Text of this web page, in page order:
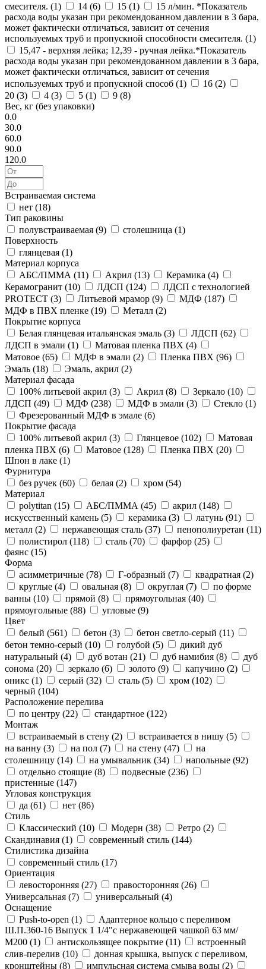
смесителя. (1) 14 (6) 15 (1)
15 л/мин. *Показатель
расхода воды указан при рекомендованном давлении в 3 бара,
может фактически отличаться, зависит от сечения
используемых труб и пропускной способности смесителя. (1)
15,47 - верхняя лейка; 12,39 - ручная лейка.*Показатель
расхода воды указан при рекомендованном давлении в 3 бара,
может фактически отличаться, зависит от сечения
используемых труб и пропускной способ (1) 16 (2)
20 (3) 4 (3) 5 (1) 9 (8)
Вес, кг (без упаковки)
0.0
30.0
60.0
90.0
120.0
Встраиваемая система
нет (18)
Тип раковины
полувстраиваемая (9) столешница (1)
Поверхность
глянцевая (1)
Материал корпуса
АБС/ПММА (11) Акрил (13) Керамика (4)
Керамогранит (10) ЛДСП (124)
ЛДСП с технологией
PROTECT (3) Литьевой мрамор (9) МДФ (187)
МДФ в ПВХ пленке (19) Металл (2)
Покрытие корпуса
Белая глянцевая итальянская эмаль (3) ЛДСП (62)
ЛДСП в эмали (1) Матовая пленка ПВХ (4)
Матовое (65) МДФ в эмали (2) Пленка ПВХ (96)
Эмаль (18) Эмаль, акрил (2)
Материал фасада
100% литьевой акрил (3) Акрил (8) Зеркало (10)
ЛДСП (49) МДФ (238) МДФ в эмали (3) Стекло (1)
Фрезерованный МДФ в эмале (6)
Покрытие фасада
100% литьевой акрил (3) Глянцевое (102)
Матовая
пленка ПВХ (6) Матовое (128) Пленка ПВХ (20)
Шпон в лаке (1)
Фурнитура
без ручек (60) белая (2) хром (54)
Материал
polytitan (15) АБС/ПММА (45) акрил (148)
искусственный камень (5) керамика (3) латунь (91)
металл (2) нержавеющая сталь (37) пенополиуретан (11)
полистирол (118) сталь (70) фарфор (25)
фаянс (15)
Форма
асимметричные (78) Г-образный (7) квадратная (2)
круглые (4) овальная (8) округлая (7)
по форме
ванны (10) прямой (8) прямоугольная (40)
прямоугольные (88) угловые (9)
Цвет
белый (561) бетон (3) бетон светло-серый (11)
бетон темно-серый (10) голубой (5)
дикий дуб
натуральный (4) дуб вотан (21) дуб намибия (8)
дуб
сонома (20) зеркало (6) золото (9) капучино (2)
оникс (1) серый (32) сталь (5) хром (102)
черный (104)
Расположение перелива
по центру (22) стандартное (122)
Монтаж
встраиваемый в стену (2) встраивается в нишу (5)
на ванну (3) на пол (7) на стену (47)
на
столешницу (14) на умывальник (34) напольные (92)
отдельно стоящие (8) подвесные (236)
пристенные (147)
Угловая конструкция
да (61) нет (86)
Стиль
Классический (10) Модерн (38) Ретро (2)
Скандинавия (1) современный стиль (144)
Стилистика дизайна
современный стиль (17)
Ориентация
левосторонняя (27) правосторонняя (26)
Универсальная (7) универсальный (4)
Оснащение
Push-to-open (1)
Адаптерное кольцо с переливом
Ш.П.360-16 Выпуск 1 1/4"с нержавеющей чашкой 63 мм/
М200 (1) антискользящее покрытие (11)
встроенный
слив-перелив (10)
донная крышка, выпуск с переливом,
кронштейны (8) импульсная система смыва воды (2)